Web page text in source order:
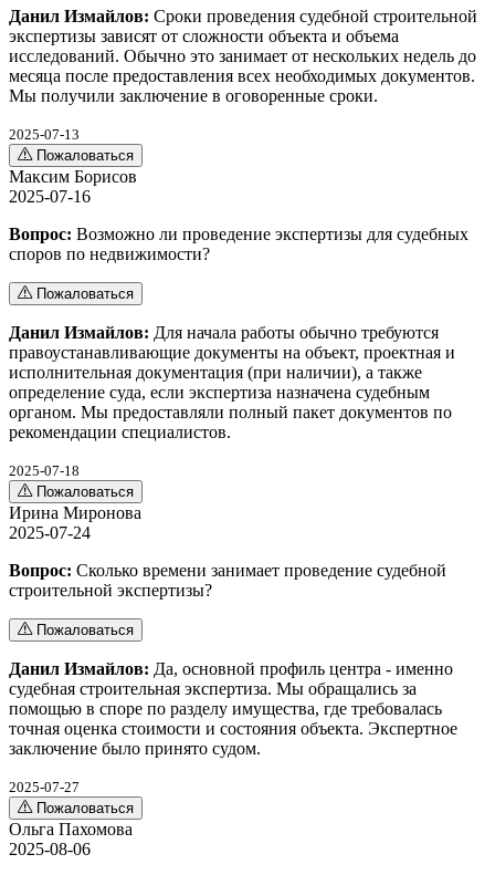
Данил Измайлов: Сроки проведения судебной строительной
экспертизы зависят от сложности объекта и объема
исследований. Обычно это занимает от нескольких недель до
месяца после предоставления всех необходимых документов.
Мы получили заключение в оговоренные сроки.
2025-07-13
Пожаловаться
Максим Борисов
2025-07-16
Вопрос: Возможно ли проведение экспертизы для судебных
споров по недвижимости?
Пожаловаться
Данил Измайлов: Для начала работы обычно требуются
правоустанавливающие документы на объект, проектная и
исполнительная документация (при наличии), а также
определение суда, если экспертиза назначена судебным
органом. Мы предоставляли полный пакет документов по
рекомендации специалистов.
2025-07-18
Пожаловаться
Ирина Миронова
2025-07-24
Вопрос: Сколько времени занимает проведение судебной
строительной экспертизы?
Пожаловаться
Данил Измайлов: Да, основной профиль центра - именно
судебная строительная экспертиза. Мы обращались за
помощью в споре по разделу имущества, где требовалась
точная оценка стоимости и состояния объекта. Экспертное
заключение было принято судом.
2025-07-27
Пожаловаться
Ольга Пахомова
2025-08-06